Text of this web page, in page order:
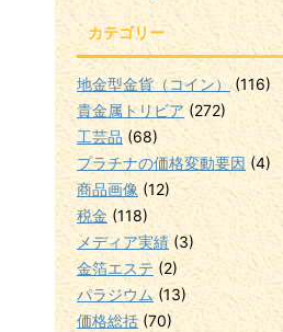
カテゴリー
地金型金貨（コイン） (116)
貴金属トリビア (272)
工芸品 (68)
プラチナの価格変動要因 (4)
商品画像 (12)
税金 (118)
メディア実績 (3)
金箔エステ (2)
パラジウム(13)
価格総括 (70)